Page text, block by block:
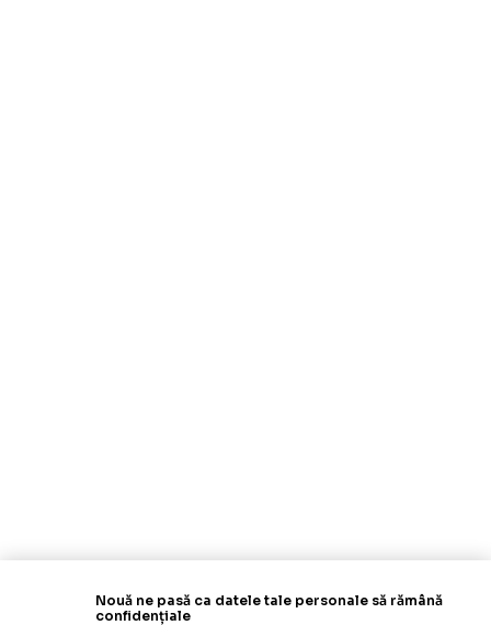
Nouă ne pasă ca datele tale personale să rămână
confidențiale